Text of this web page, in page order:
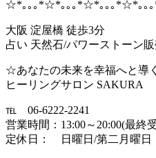
☆*｡｡｡*☆*｡｡｡*☆*｡｡｡*☆*｡
大阪 淀屋橋 徒歩3分
占い 天然石/パワーストーン
☆あなたの未来を幸福へと導
ヒーリングサロン SAKURA
℡ 06-6222-2241
営業時間：13:00～20:00(最終
定休日： 日曜日/第二月曜日